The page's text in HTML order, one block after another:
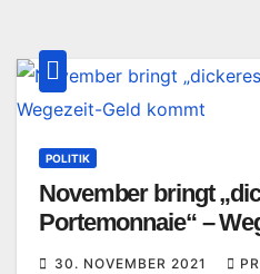
POLITIK
November bringt
Portemonnaie“ –
30. NOVEMBER 2021